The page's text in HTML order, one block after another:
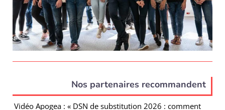
Nos partenaires recommandent
Vidéo Apogea : « DSN de substitution 2026 : comment